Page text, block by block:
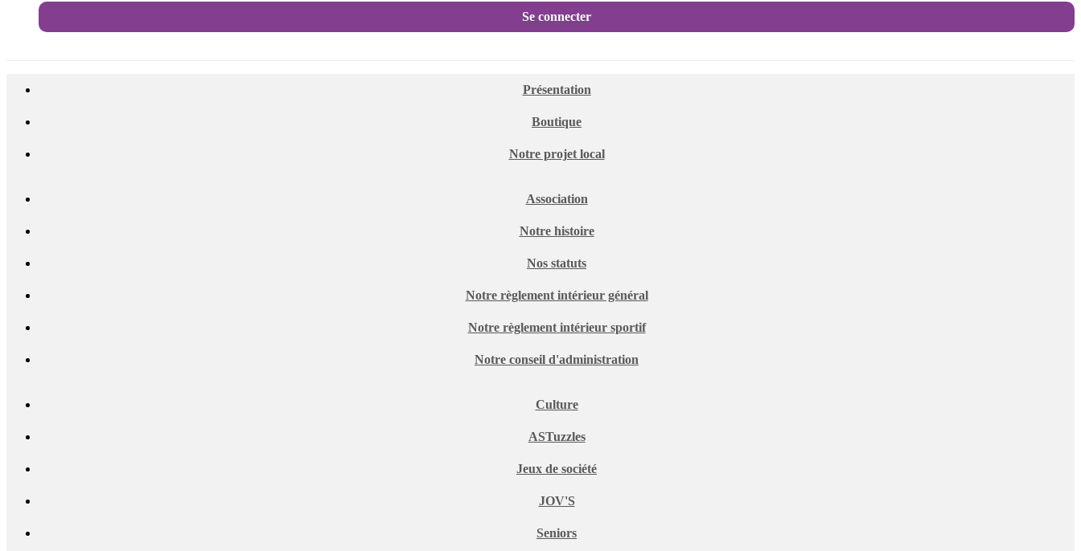
Se connecter
Présentation
Boutique
Notre projet local
Association
Notre histoire
Nos statuts
Notre règlement intérieur général
Notre règlement intérieur sportif
Notre conseil d'administration
Culture
ASTuzzles
Jeux de société
JOV'S
Seniors